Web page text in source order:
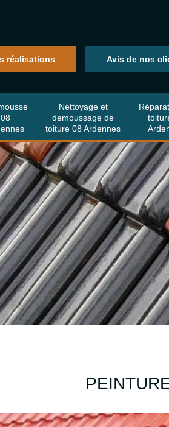
réalisations Avis de nos
08
Nettoyage et
demoussage de
toiture 08 Ardennes